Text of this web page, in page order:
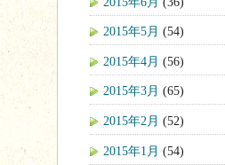
2015年5月 (54)
2015年4月 (56)
2015年3月 (65)
2015年2月 (52)
2015年1月 (54)